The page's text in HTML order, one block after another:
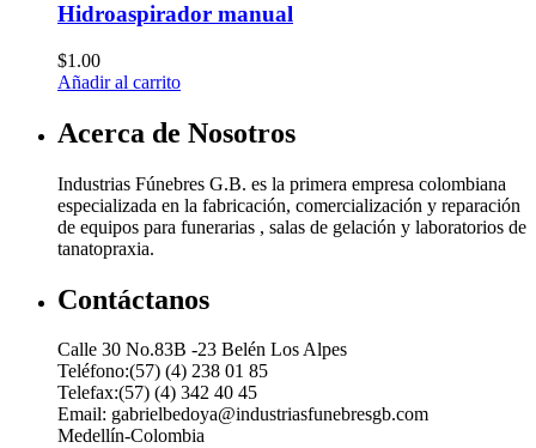
Hidroaspirador manual
$1.00
Añadir al carrito
Acerca de Nosotros
Industrias Fúnebres G.B. es la primera empresa colombiana
especializada en la fabricación, comercialización y reparación
de equipos para funerarias , salas de gelación y laboratorios de
tanatopraxia.
Contáctanos
Calle 30 No.83B -23 Belén Los Alpes
Teléfono:(57) (4) 238 01 85
Telefax:(57) (4) 342 40 45
Email: gabrielbedoya@industriasfunebresgb.com
Medellín-Colombia